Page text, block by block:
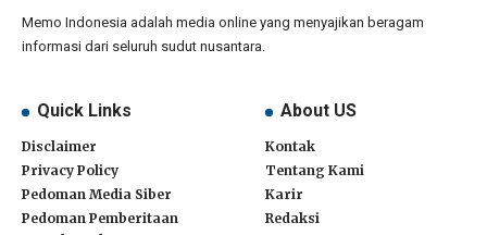
Memo Indonesia adalah media online yang menyajikan beragam
informasi dari seluruh sudut nusantara.
Quick Links
Disclaimer
Privacy Policy
Pedoman Media Siber
Pedoman Pemberitaan
About US
Kontak
Tentang Kami
Karir
Redaksi